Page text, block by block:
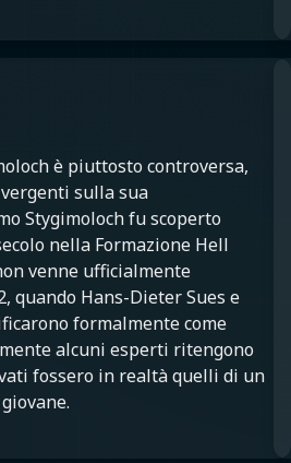
è piuttosto controversa,
sulla sua
Stygimoloch fu scoperto
nella Formazione Hell
venne ufficialmente
quando Hans-Dieter Sues e
formalmente come
alcuni esperti ritengono
fossero in realtà quelli di un